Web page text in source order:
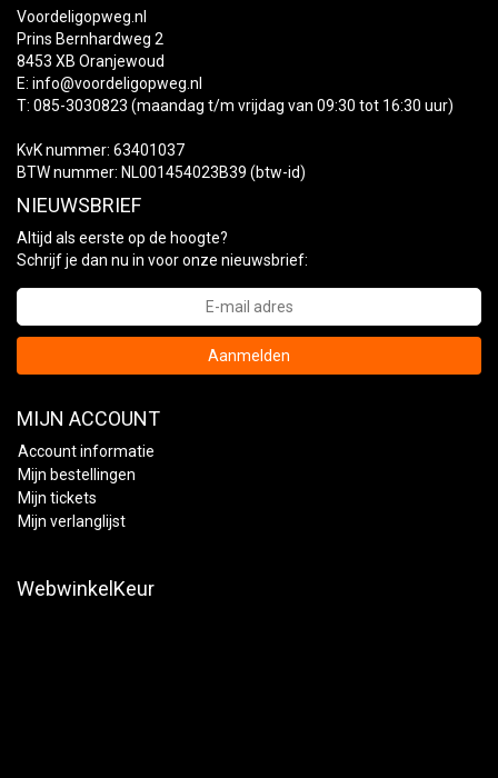
Voordeligopweg.nl
Prins Bernhardweg 2
8453 XB Oranjewoud
E: info@voordeligopweg.nl
T: 085-3030823 (maandag t/m vrijdag van 09:30 tot 16:30 uur)
KvK nummer: 63401037
BTW nummer: NL001454023B39 (btw-id)
NIEUWSBRIEF
Altijd als eerste op de hoogte?
Schrijf je dan nu in voor onze nieuwsbrief:
Aanmelden
MIJN ACCOUNT
Account informatie
Mijn bestellingen
Mijn tickets
Mijn verlanglijst
WebwinkelKeur